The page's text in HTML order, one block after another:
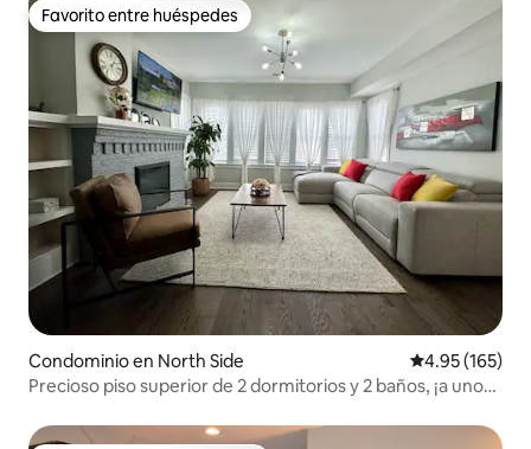
Favorito entre huéspedes
Favorito entre huéspedes
Condominio en North Side Calificación
4.95 (165)
Precioso piso superior de 2 dormitorios y 2 baños, ¡a unos